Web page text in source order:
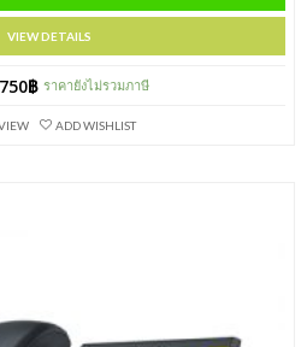
VIEW DETAILS
฿ ราคายังไม่รวมภาษี
ADD WISHLIST